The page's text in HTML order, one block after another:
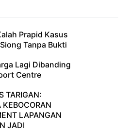
Prapid Kasus
Tanpa Bukti
Lagi Dibanding
Centre
TARIGAN:
LAPANGAN
JADI